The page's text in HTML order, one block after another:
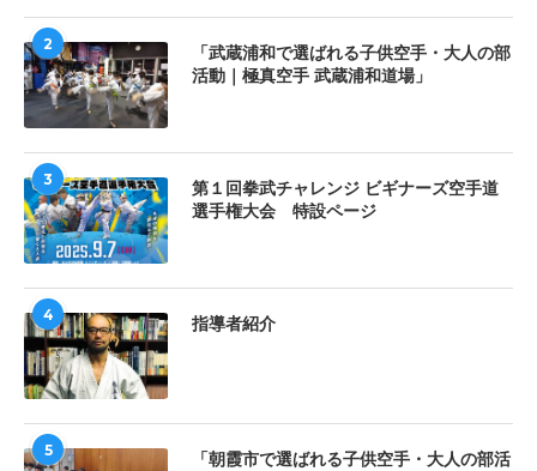
2
「武蔵浦和で選ばれる子供空手・大人の部
活動｜極真空手 武蔵浦和道場」
3
第１回拳武チャレンジ ビギナーズ空手道
選手権大会 特設ページ
4
指導者紹介
5
「朝霞市で選ばれる子供空手・大人の部活